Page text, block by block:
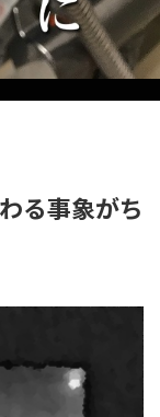
る事象がち